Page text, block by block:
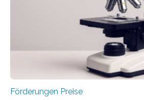
Forscherinnen und Forscher unter
werden soll eine herausragende
hochrangige wissenschaftliche
Förderungen Preise